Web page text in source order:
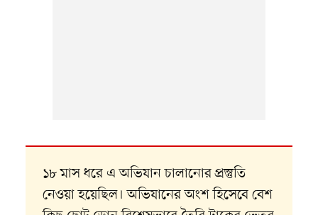
১৮ মাস ধরে এ অভিযান চালানোর প্রস্তুতি
নেওয়া হয়েছিল। অভিযানের অংশ হিসেবে বেশ